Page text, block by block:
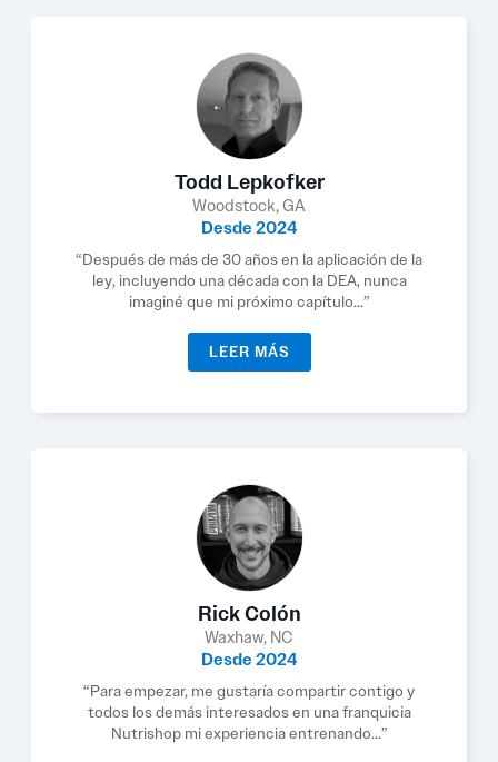
Todd Lepkofker
Woodstock, GA
Desde 2024
“Después de más de 30 años en la aplicación de la
ley, incluyendo una década con la DEA, nunca
imaginé que mi próximo capítulo...”
LEER MÁS
Rick Colón
Waxhaw, NC
Desde 2024
“Para empezar, me gustaría compartir contigo y
todos los demás interesados en una franquicia
Nutrishop mi experiencia entrenando...”